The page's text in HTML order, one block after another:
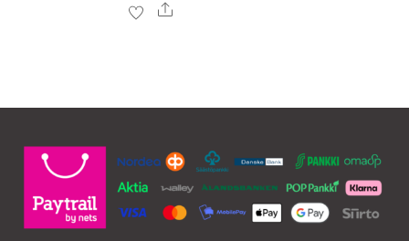
Tällä
muunnelma.
tehdä
valinnat
tuotteen
Ale